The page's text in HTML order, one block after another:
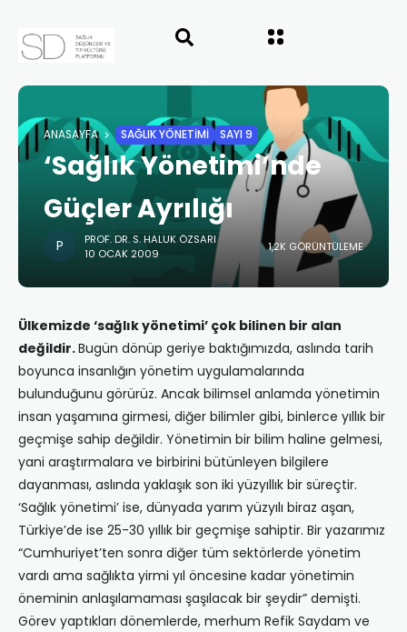
ANASAYFA SAĞLIK YÖNETİMİ SAYI 9
‘Sağlık Yönetimi’nde
Güçler Ayrılığı
PROF. DR. S. HALUK ÖZSARI
10 OCAK 2009
1,2K GÖRÜNTÜLEME
Ülkemizde ‘sağlık yönetimi’ çok bilinen bir alan
değildir.Bugün dönüp geriye baktığımızda, aslında tarih
boyunca insanlığın yönetim uygulamalarında
bulunduğunu görürüz. Ancak bilimsel anlamda yönetimin
insan yaşamına girmesi, diğer bilimler gibi, binlerce yıllık bir
geçmişe sahip değildir. Yönetimin bir bilim haline gelmesi,
yani araştırmalara ve birbirini bütünleyen bilgilere
dayanması, aslında yaklaşık son iki yüzyıllık bir süreçtir.
‘Sağlık yönetimi’ ise, dünyada yarım yüzyılı biraz aşan,
Türkiye’de ise 25-30 yıllık bir geçmişe sahiptir. Bir yazarımız
“Cumhuriyet’ten sonra diğer tüm sektörlerde yönetim
vardı ama sağlıkta yirmi yıl öncesine kadar yönetimin
öneminin anlaşılamaması şaşılacak bir şeydir” demişti.
Görev yaptıkları dönemlerde, merhum Refik Saydam ve